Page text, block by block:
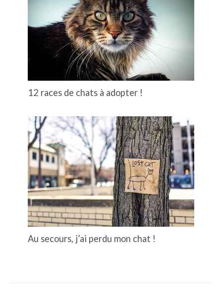
12 races de chats à adopter !
Au secours, j’ai perdu mon chat !